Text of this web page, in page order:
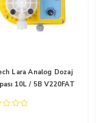
Lara Analog Dozaj
10L / 5B V220FAT